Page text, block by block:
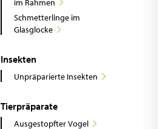
im Rahmen
Schmetterlinge im
Glasglocke
Insekten
Unpräparierte Insekten
Tierpräparate
Ausgestopfter Vogel